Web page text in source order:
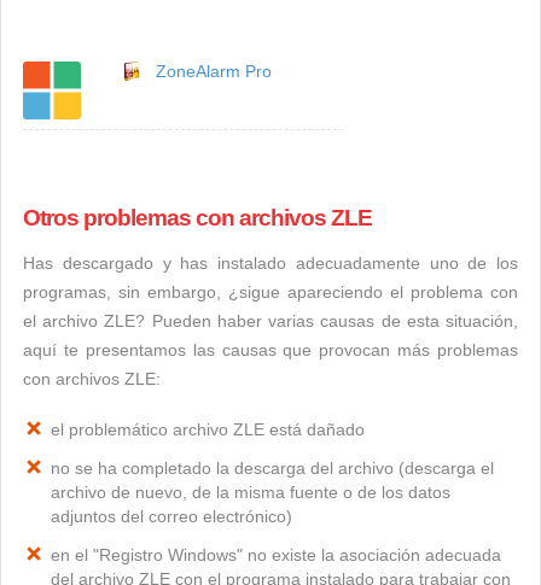
ZoneAlarm Pro
Otros problemas con archivos ZLE
Has descargado y has instalado adecuadamente uno de los
programas, sin embargo, ¿sigue apareciendo el problema con
el archivo ZLE? Pueden haber varias causas de esta situación,
aquí te presentamos las causas que provocan más problemas
con archivos ZLE:
el problemático archivo ZLE está dañado
no se ha completado la descarga del archivo (descarga el
archivo de nuevo, de la misma fuente o de los datos
adjuntos del correo electrónico)
en el "Registro Windows" no existe la asociación adecuada
del archivo ZLE con el programa instalado para trabajar con